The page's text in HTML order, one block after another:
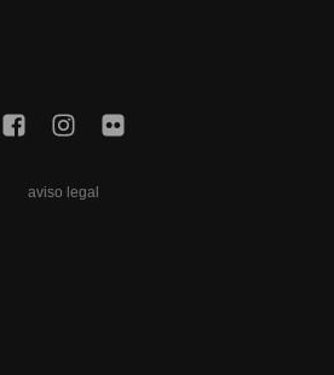
aviso legal